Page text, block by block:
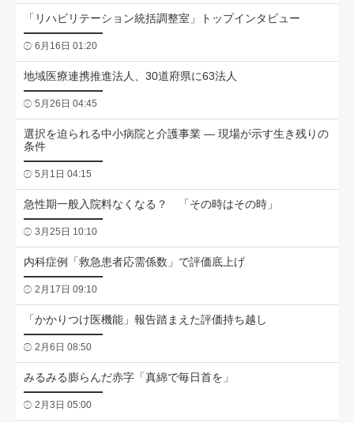
「リハビリテーション統括調整室」トップインタビュー
6月16日 01:20
地域医療連携推進法人、30道府県に63法人
5月26日 04:45
選択を迫られる中小病院と介護事業 ― 現場が示す生き残りの
条件
5月1日 04:15
急性期一般入院料なくなる？ 「その時はその時」
3月25日 10:10
内科症例「救急患者応需係数」で評価底上げ
2月17日 09:10
「かかりつけ医機能」報告踏まえた評価持ち越し
2月6日 08:50
みるみる膨らんだ赤字「真綿で毎日首を」
2月3日 05:00